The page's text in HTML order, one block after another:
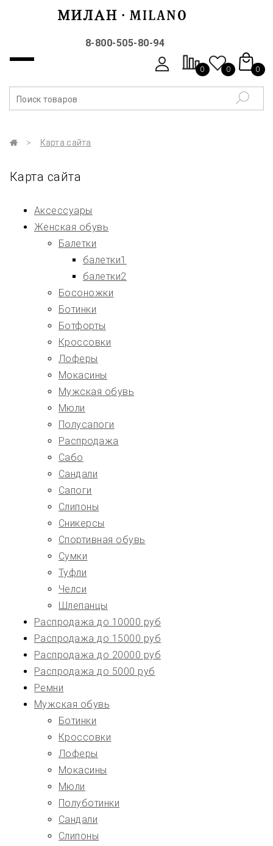
8-800-505-80-94
0 0 0
Карта сайта
Карта сайта
Аксессуары
Женская обувь
Балетки
балетки1
балетки2
Босоножки
Ботинки
Ботфорты
Кроссовки
Лоферы
Мокасины
Мужская обувь
Мюли
Полусапоги
Распродажа
Сабо
Сандали
Сапоги
Слипоны
Сникерсы
Спортивная обувь
Сумки
Туфли
Челси
Шлепанцы
Распродажа до 10000 руб
Распродажа до 15000 руб
Распродажа до 20000 руб
Распродажа до 5000 руб
Ремни
Мужская обувь
Ботинки
Кроссовки
Лоферы
Мокасины
Мюли
Полуботинки
Сандали
Слипоны